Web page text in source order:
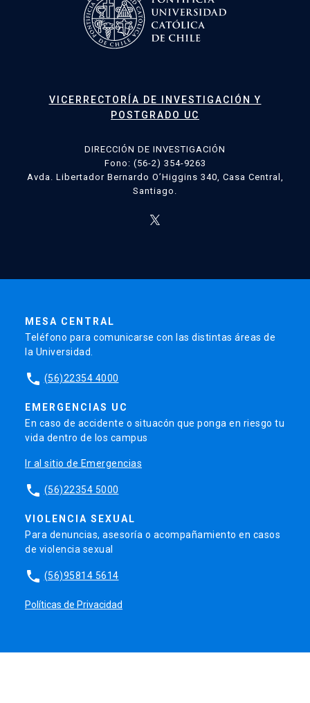
VICERRECTORÍA DE INVESTIGACIÓN Y
POSTGRADO UC
DIRECCIÓN DE INVESTIGACIÓN
Fono: (56-2) 354-9263
Avda. Libertador Bernardo O’Higgins 340, Casa Central,
Santiago.
MESA CENTRAL
Teléfono para comunicarse con las distintas áreas de
la Universidad.
phone (56)22354 4000
EMERGENCIAS UC
En caso de accidente o situacón que ponga en riesgo tu
vida dentro de los campus
Ir al sitio de Emergencias
phone (56)22354 5000
VIOLENCIA SEXUAL
Para denuncias, asesoría o acompañamiento en casos
de violencia sexual
phone (56)95814 5614
Políticas de Privacidad